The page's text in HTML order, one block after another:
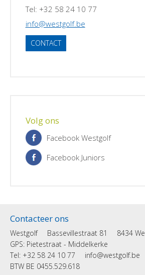
Tel: +32 58 24 10 77
info@westgolf.be
CONTACT
Volg ons
Facebook Westgolf
Facebook Juniors
Contacteer ons
Westgolf Bassevillestraat 81
8434
GPS: Pietestraat - Middelkerke
Tel: +32 58 24 10 77
info@westgolf.be
BTW BE 0455.529.618